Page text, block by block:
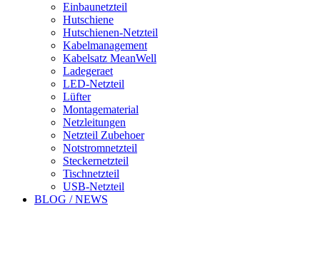
Einbaunetzteil
Hutschiene
Hutschienen-Netzteil
Kabelmanagement
Kabelsatz MeanWell
Ladegeraet
LED-Netzteil
Lüfter
Montagematerial
Netzleitungen
Netzteil Zubehoer
Notstromnetzteil
Steckernetzteil
Tischnetzteil
USB-Netzteil
BLOG / NEWS